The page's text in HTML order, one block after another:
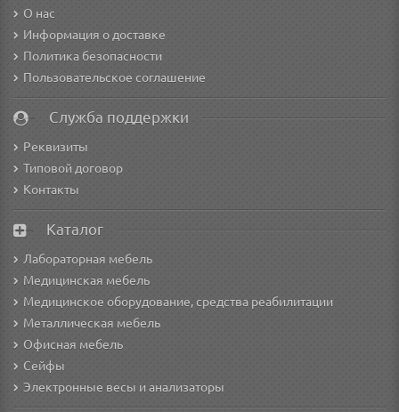
О нас
Информация о доставке
Политика безопасности
Пользовательское соглашение
Служба поддержки
Реквизиты
Типовой договор
Контакты
Каталог
Лабораторная мебель
Медицинская мебель
Медицинское оборудование, средства реабилитации
Металлическая мебель
Офисная мебель
Сейфы
Электронные весы и анализаторы